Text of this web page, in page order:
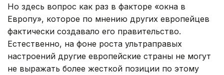
Но здесь вопрос как раз в факторе «окна в
Европу», которое по мнению других европейцев
фактически создавало его правительство.
Естественно, на фоне роста ультраправых
настроений другие европейские страны не могут
не выражать более жесткой позиции по этому